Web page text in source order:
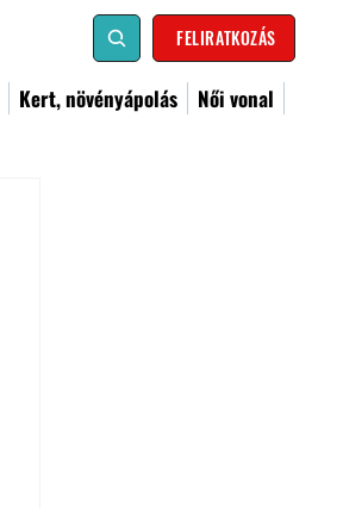
FELIRATKOZÁS
Kert, növényápolás
Női vonal